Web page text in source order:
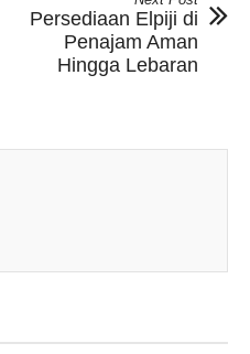
Persediaan Elpiji di
Penajam Aman
Hingga Lebaran